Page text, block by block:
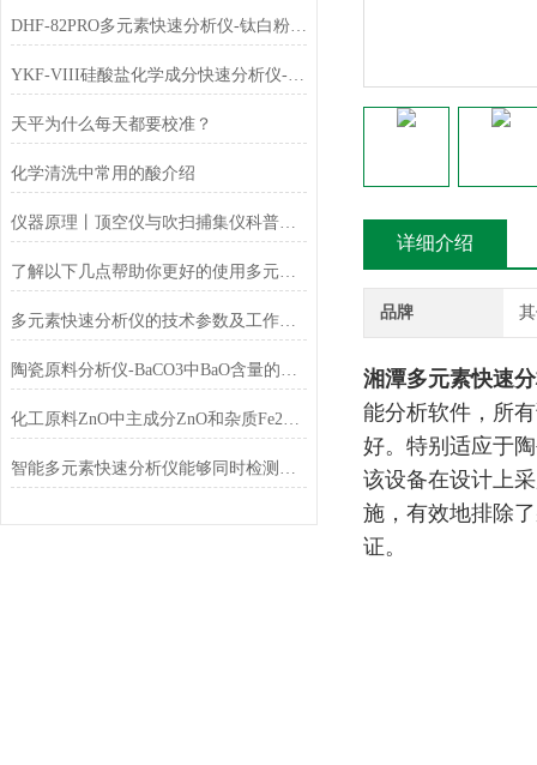
DHF-82PRO多元素快速分析仪-钛白粉、金红石中主成份TiO2的测定
YKF-VIII硅酸盐化学成分快速分析仪-铁红中主成份Fe2O3的测定
天平为什么每天都要校准？
化学清洗中常用的酸介绍
仪器原理丨顶空仪与吹扫捕集仪科普小知识
了解以下几点帮助你更好的使用多元素快速分析仪
多元素快速分析仪的技术参数及工作条件
陶瓷原料分析仪-BaCO3中BaO含量的测定
化工原料ZnO中主成分ZnO和杂质Fe2O3的测定
智能多元素快速分析仪能够同时检测和分析多少种元素？
详细介绍
品牌
湘潭多元素快速
能分析软件，所
好。特别适应于
该设备在设计上
施，有效地排除
证。